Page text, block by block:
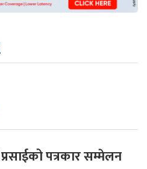
प्रसाईको पत्रकार सम्मेलन